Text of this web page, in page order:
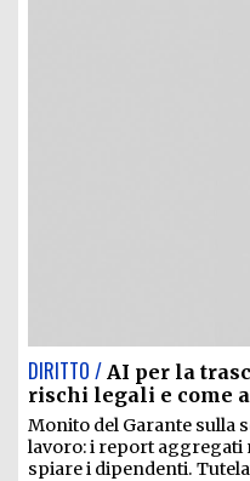
DIRITTO / AI per la
rischi legali e come
Monito del Garante sulla
lavoro: i report aggregati
spiare i dipendenti.